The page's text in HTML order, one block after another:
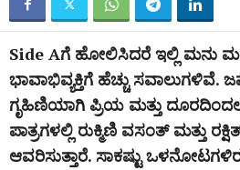
Side Aಗೆ ಹೋಲಿಸಿದರೆ ಇಲ್ಲಿ ಮನು
ಭಾವಾಭಿವ್ಯಕ್ತಿಗೆ ಹೆಚ್ಚು ಸವಾಲುಗಳಿವೆ.
ಗೃಹಿಣಿಯಾಗಿ ಪ್ರಿಯ ಮತ್ತು
ಪಾತ್ರಗಳಲ್ಲಿ ರುಕ್ಮಿಣಿ ವಸಂತ್‌ ಮತ್ತು
ಆವರಿಸುತ್ತಾರೆ. ಸಾಕಷ್ಟು